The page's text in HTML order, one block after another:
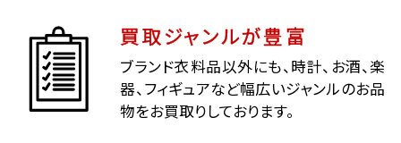
買取ジャンルが豊富
ブランド衣料品以外にも、時計、お酒、楽
器、フィギュアなど幅広いジャンルのお品
物をお買取りしております。